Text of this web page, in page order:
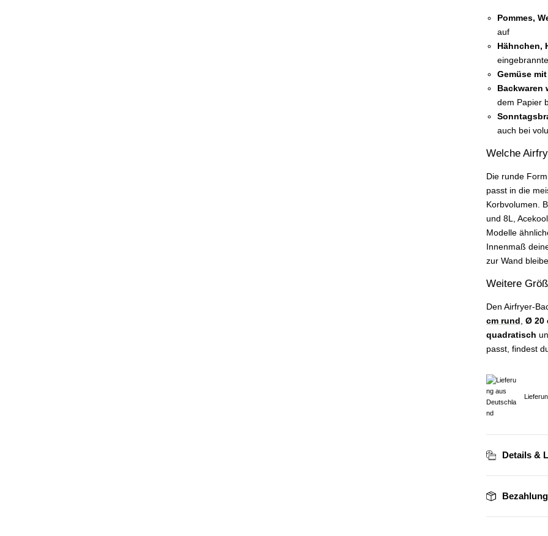
Pommes,
auf
Hähnchen,
Gemüse
Backwaren
dem Papier
auch bei
Welche
Die runde
passt in die
Korbvolumen.
und 8L,
Modelle
Innenmaß
zur Wand
Weitere
Den Airfryer-
cm rund Ø 20
quadratisch
passt, findest
Details &